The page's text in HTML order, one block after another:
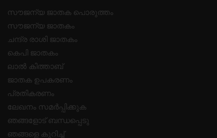
സൗജന്യ ജാതക പൊരുത്തം
സൗജന്യ ജാതകം
ചന്ദ്ര രാശി ജാതകം
കെപി ജാതകം
ലാൽ കിത്താബ്
ജാതക ഉപകരണം
പ്രതികരണം
ലേഖനം സമർപ്പിക്കുക
ഞങ്ങളോട് ബന്ധപ്പെടു
ഞങ്ങളെ കുറിച്ച്